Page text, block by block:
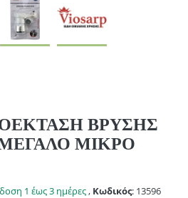
ΒΡΥΣΗΣ
ΜΙΚΡΟ
1 έως 3 ημέρες , Κωδικός: 13596